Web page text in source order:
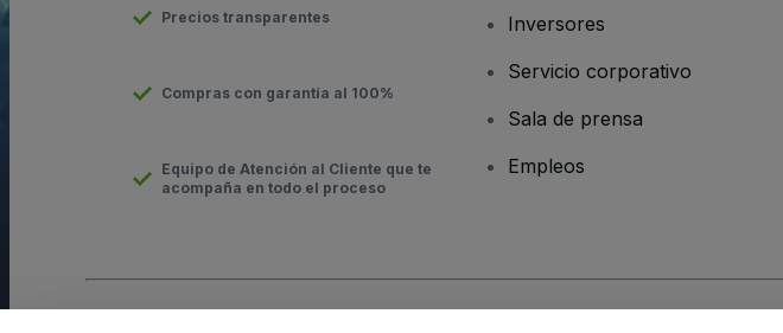
Precios transparentes
Compras con garantía al 100%
Equipo de Atención al Cliente que te
acompaña en todo el proceso
Inversores
Servicio corporativo
Sala de prensa
Empleos